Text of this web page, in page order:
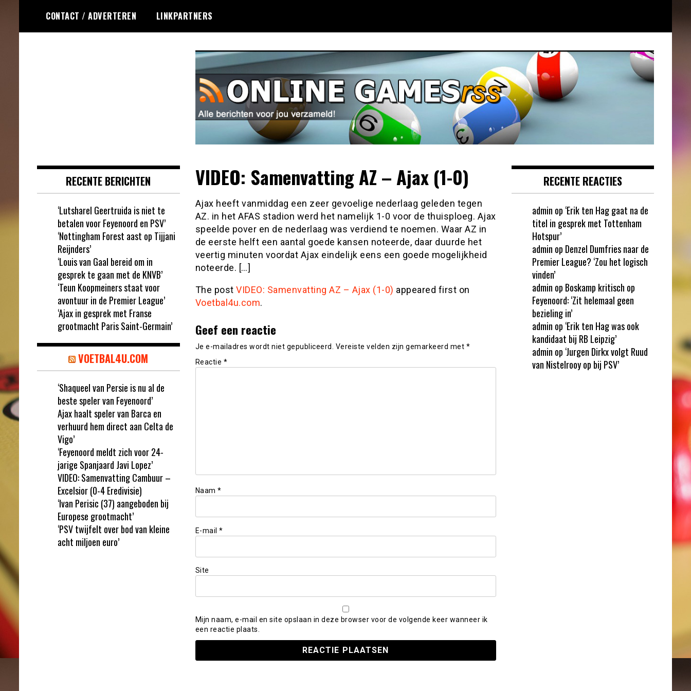
de
CONTACT / ADVERTEREN LINKPARTNERS
VIDEO: Samenvatting AZ – Ajax (1-0)
Ajax heeft vanmiddag een zeer gevoelige nederlaag geleden tegen
AZ. in het AFAS stadion werd het namelijk 1-0 voor de thuisploeg. Ajax
speelde pover en de nederlaag was verdiend te noemen. Waar AZ in
de eerste helft een aantal goede kansen noteerde, daar duurde het
veertig minuten voordat Ajax eindelijk eens een goede mogelijkheid
noteerde. […]
The post VIDEO: Samenvatting AZ – Ajax (1-0) appeared first on
Voetbal4u.com.
Geef een reactie
Je e-mailadres wordt niet gepubliceerd. Vereiste velden zijn gemarkeerd met *
Reactie *
Naam *
E-mail *
Site
Mijn naam, e-mail en site opslaan in deze browser voor de volgende keer wanneer ik
een reactie plaats.
RECENTE BERICHTEN
‘Lutsharel Geertruida is niet te
betalen voor Feyenoord en PSV’
‘Nottingham Forest aast op Tijjani
Reijnders’
‘Louis van Gaal bereid om in
gesprek te gaan met de KNVB’
‘Teun Koopmeiners staat voor
avontuur in de Premier League’
‘Ajax in gesprek met Franse
grootmacht Paris Saint-Germain’
VOETBAL4U.COM
‘Shaqueel van Persie is nu al de
beste speler van Feyenoord’
Ajax haalt speler van Barca en
verhuurd hem direct aan Celta de
Vigo’
‘Feyenoord meldt zich voor 24-
jarige Spanjaard Javi Lopez’
VIDEO: Samenvatting Cambuur –
Excelsior (0-4 Eredivisie)
‘Ivan Perisic (37) aangeboden bij
Europese grootmacht’
‘PSV twijfelt over bod van kleine
acht miljoen euro’
RECENTE REACTIES
admin op ‘Erik ten Hag gaat na de
titel in gesprek met Tottenham
Hotspur’
admin op Denzel Dumfries naar de
Premier League? ‘Zou het logisch
vinden’
admin op Boskamp kritisch op
Feyenoord: ‘Zit helemaal geen
bezieling in’
admin op ‘Erik ten Hag was ook
kandidaat bij RB Leipzig’
admin op ‘Jurgen Dirkx volgt Ruud
van Nistelrooy op bij PSV’